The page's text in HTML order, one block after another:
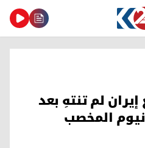
لم تنتهِ بعد
المخصب